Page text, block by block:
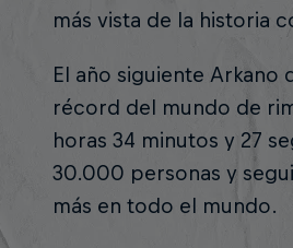
más vista de la historia
El año siguiente
récord del mundo de
horas 34 minutos y 27
30.000 personas y
más en todo el mundo.